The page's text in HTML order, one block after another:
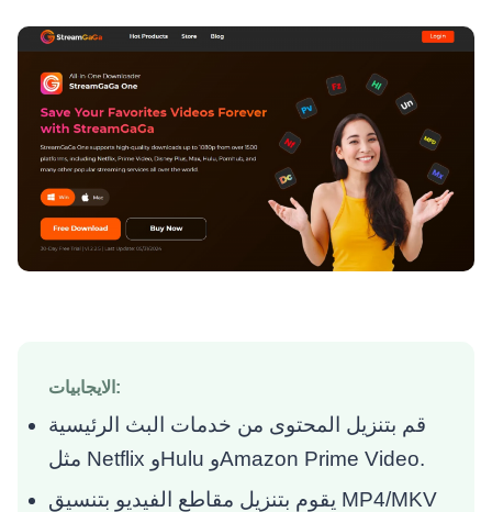
الايجابيات:
قم بتنزيل المحتوى من خدمات البث الرئيسية
مثل Netflix وHulu وAmazon Prime Video.
يقوم بتنزيل مقاطع الفيديو بتنسيق MP4/MKV